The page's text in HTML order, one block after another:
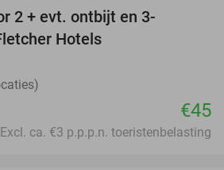
2 + evt. ontbijt en 3-
Hotels
€45
Excl. ca. €3 p.p.p.n. toeristenbelasting